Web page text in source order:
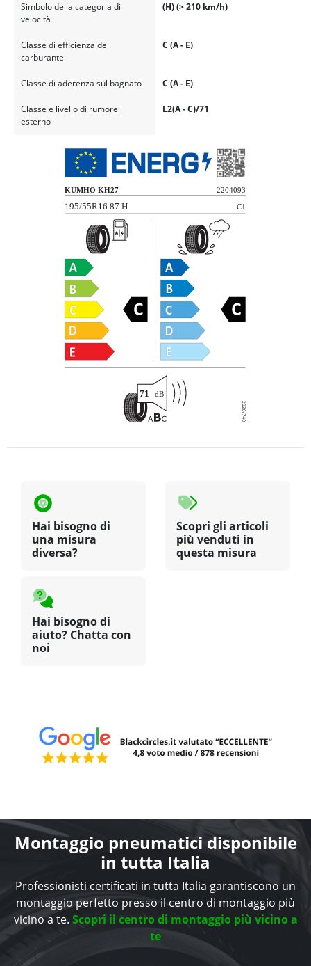
Simbolo della categoria di
velocità
(H) (> 210 km/h)
Classe di efficienza del
carburante
C (A - E)
Classe di aderenza sul bagnato C (A - E)
Classe e livello di rumore
esterno
L2(A - C)/71
Hai bisogno di
una misura
diversa?
Scopri gli articoli
più venduti in
questa misura
Hai bisogno di
aiuto? Chatta con
noi
Montaggio pneumatici disponibile
in tutta Italia
Professionisti certificati in tutta Italia garantiscono un
montaggio perfetto presso il centro di montaggio più
vicino a te. Scopri il centro di montaggio più vicino a
te